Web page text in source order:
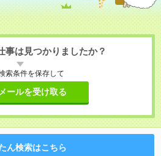
事は見つかりましたか？
索条件を保存して
ールを受け取る
ん検索はこちら